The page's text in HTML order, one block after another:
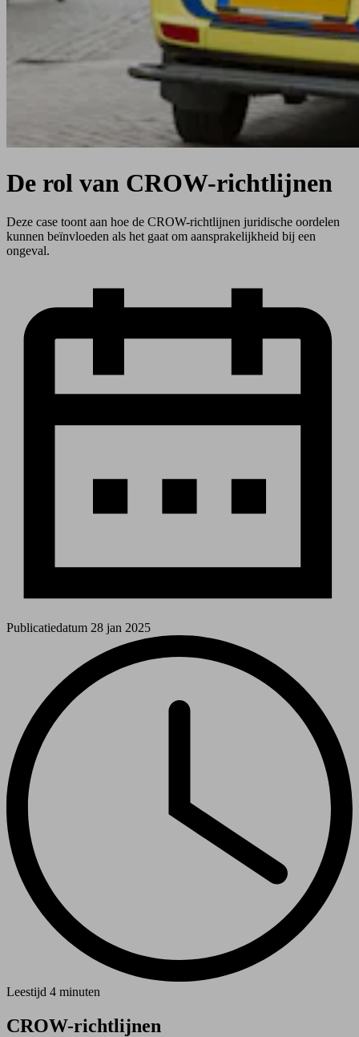
De rol van CROW-richtlijnen
Deze case toont aan hoe de CROW-richtlijnen juridische oordelen
kunnen beïnvloeden als het gaat om aansprakelijkheid bij een
ongeval.
Publicatiedatum 28 jan 2025
Leestijd 4 minuten
CROW-richtlijnen